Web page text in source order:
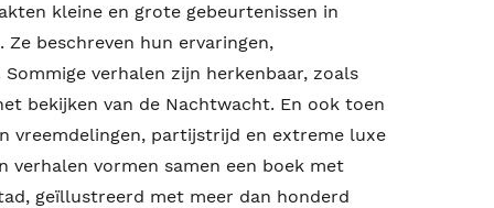
kleine en grote gebeurtenissen in
beschreven hun ervaringen,
verhalen zijn herkenbaar, zoals
bekijken van de Nachtwacht. En ook toen
vreemdelingen, partijstrijd en extreme luxe
verhalen vormen samen een boek met
geïllustreerd met meer dan honderd